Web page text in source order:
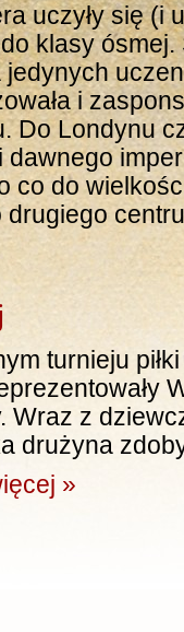
uczyły się (i
klasy ósmej.
jedynych
i
Do Londynu
dawnego
co do
drugiego
turnieju
Wraz z
drużyna
»